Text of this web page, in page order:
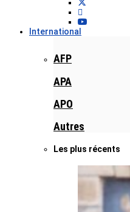
International
AFP
APA
APO
Autres
Les plus récents